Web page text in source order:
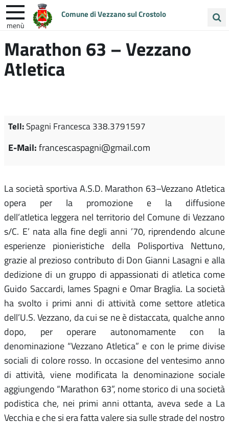
Comune di Vezzano sul Crostolo
menù
nel
sito
ENTRA IN COMUNE VIVI VEZZANO
UNIONE COLLINE MATILDICHE
Marathon 63 – Vezzano
Atletica
Tell:Spagni Francesca 338.3791597
E-Mail: francescaspagni@gmail.com
La società sportiva A.S.D. Marathon 63–Vezzano Atletica
opera per la promozione e la diffusione
dell’atletica leggera nel territorio del Comune di Vezzano
s/C. E’ nata alla fine degli anni ’70, riprendendo alcune
esperienze pionieristiche della Polisportiva Nettuno,
grazie al prezioso contributo di Don Gianni Lasagni e alla
dedizione di un gruppo di appassionati di atletica come
Guido Saccardi, Iames Spagni e Omar Braglia. La società
ha svolto i primi anni di attività come settore atletica
dell’U.S. Vezzano, da cui se ne è distaccata, qualche anno
dopo, per operare autonomamente con la
denominazione “Vezzano Atletica” e con le prime divise
sociali di colore rosso. In occasione del ventesimo anno
di attività, viene modificata la denominazione sociale
aggiungendo “Marathon 63”, nome storico di una società
podistica che, nei primi anni ottanta, aveva sede a La
Vecchia e che si era fatta valere sia sulle strade del nostro